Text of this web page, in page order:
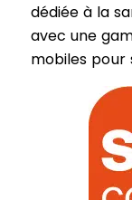
dédiée à la
avec une
mobiles pour